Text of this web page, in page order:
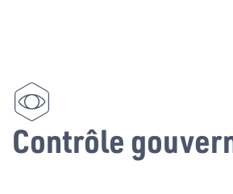
Contrôle